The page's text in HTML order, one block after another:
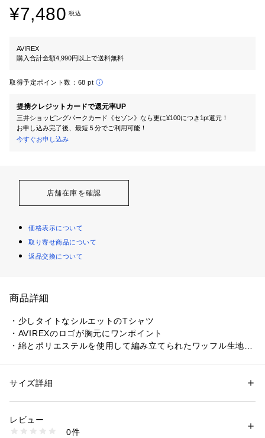
¥7,480 税込
AVIREX
購入合計金額4,990円以上で送料無料
取得予定ポイント数： 68 pt
提携クレジットカードで還元率UP
三井ショッピングパークカード《セゾン》なら更に¥100につき1pt還元！
お申し込み完了後、最短５分でご利用可能！
今すぐお申し込み
店舗在庫を確認
価格表示について
取り寄せ商品について
返品交換について
商品詳細
・少しタイトなシルエットのTシャツ
・AVIREXのロゴが胸元にワンポイント
・綿とポリエステルを使用して編み立てられたワッフル生地を
イトジャケットを供給した事でその認知度を飛躍的に高めた。
ミリタリーに起源を持つアヴィレックスは、機能的なデザイン
性別：メンズ
素材：（本体）コットン 60% ポリエステル 40%（リブ部分）コットン 6
生産国：中国製
洗濯：30℃非常に弱い 漂白× アイロン110℃ ドライ× タンブル乾燥× 吊り
サイズ詳細
レビュー
0件